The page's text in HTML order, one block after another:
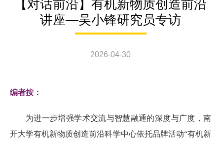
【对话前沿】有机新物质创造前沿
讲座—吴小锋研究员专访
2026-04-30
编者按：
为进一步增强学术交流与智慧融通的深度与广度，南
开大学有机新物质创造前沿科学中心依托品牌活动“有机新